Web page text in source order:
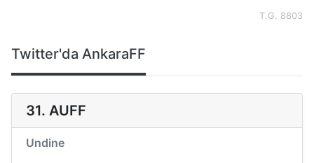
T.G. 8803
Twitter'da AnkaraFF
31. AUFF
Undine